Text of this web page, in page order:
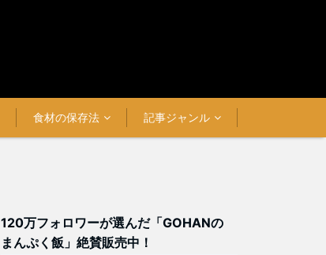
食材の保存法 記事ジャンル
120万フォロワーが選んだ「GOHANの
まんぷく飯」絶賛販売中！